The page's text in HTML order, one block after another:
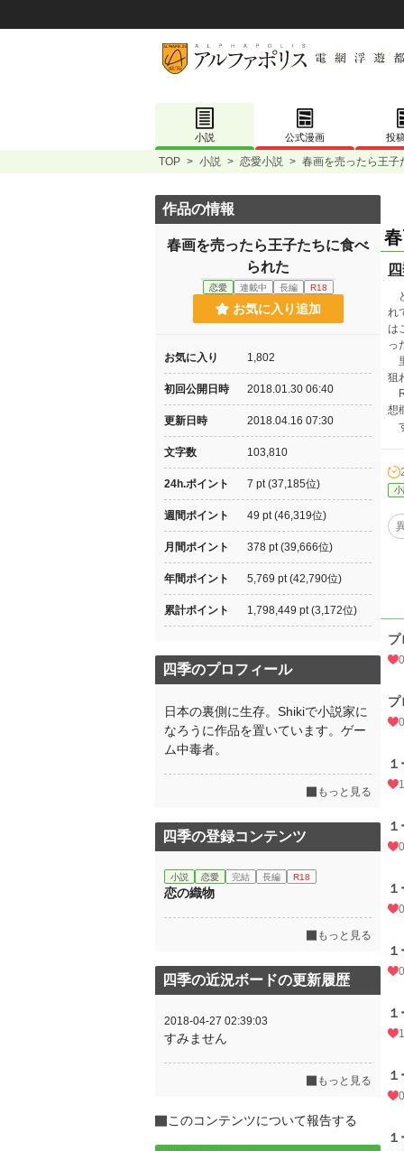
小説 公式漫画 投
TOP > 小説 > 恋愛小説 > 春画を売ったら王子
れ
は
っ
狙
R
想
小
プ
0
プ
0
１
1
１
0
１
0
１
0
１
１
0
１
作品の情報
春画を売ったら王子たちに食べ
られた
恋愛 連載中 長編 R18
お気に入り追加
お気に入り 1,802
初回公開日時 2018.01.30 06:40
更新日時 2018.04.16 07:30
文字数 103,810
24h.ポイント 7 pt (37,185位)
週間ポイント 49 pt (46,319位)
月間ポイント 378 pt (39,666位)
年間ポイント 5,769 pt (42,790位)
累計ポイント 1,798,449 pt (3,172位)
四季のプロフィール
日本の裏側に生存。Shikiで小説家に
なろうに作品を置いています。ゲー
ム中毒者。
もっと見る
四季の登録コンテンツ
小説 恋愛 完結 長編 R18
恋の織物
もっと見る
四季の近況ボードの更新履歴
2018-04-27 02:39:03
すみません
もっと見る
このコンテンツについて報告する